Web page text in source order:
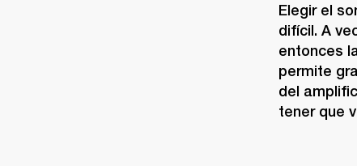
Elegir el
difícil. A
entonces
permite
del
tener que